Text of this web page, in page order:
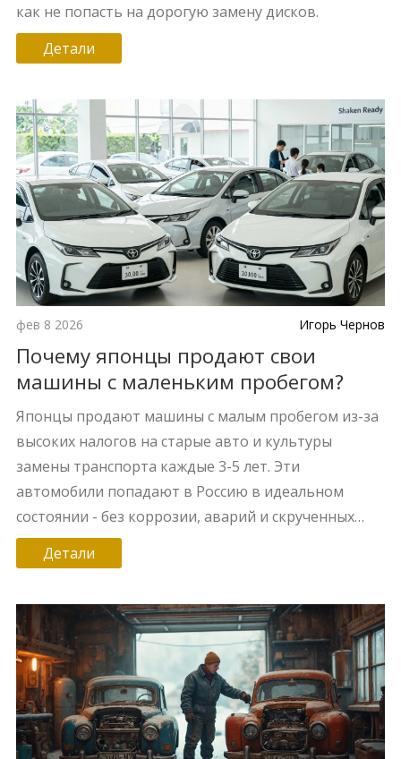
как не попасть на дорогую замену дисков.
Детали
фев 8 2026 Игорь Чернов
Почему японцы продают свои
машины с маленьким пробегом?
Японцы продают машины с малым пробегом из-за
высоких налогов на старые авто и культуры
замены транспорта каждые 3-5 лет. Эти
автомобили попадают в Россию в идеальном
состоянии - без коррозии, аварий и скрученных
пробегов.
Детали